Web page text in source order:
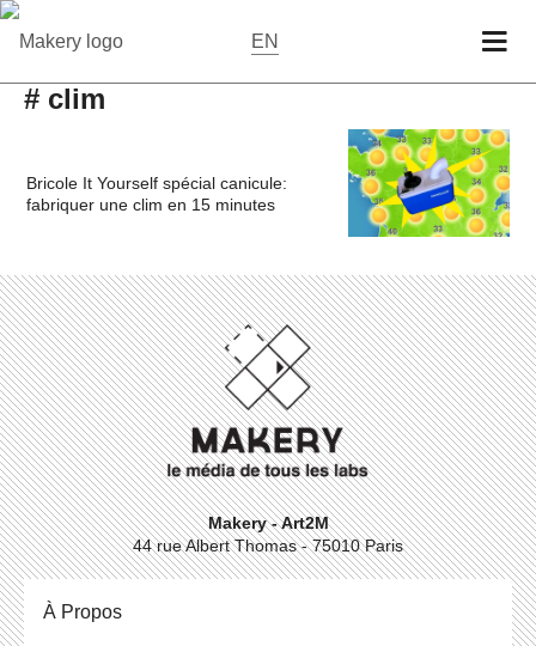
EN
# clim
Bricole It Yourself spécial canicule:
fabriquer une clim en 15 minutes
Makery - Art2M
44 rue Albert Thomas - 75010 Paris
À Propos